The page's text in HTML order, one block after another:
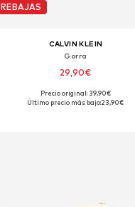
REBAJAS
CALVIN KLEIN
Gorra
29,90€
Tallas disponibles: 55-60
Precio original: 39,90€
Último precio más bajo:23,90€